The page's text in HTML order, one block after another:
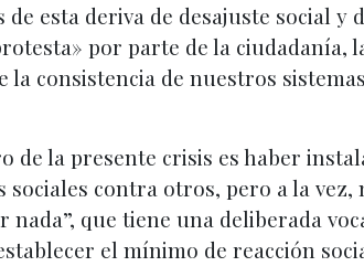
esta deriva de desajuste social
por parte de la
la consistencia de nuestros
de la presente crisis es haber
sociales contra otros, pero a la
nada”, que tiene una deliberada
el mínimo de reacción